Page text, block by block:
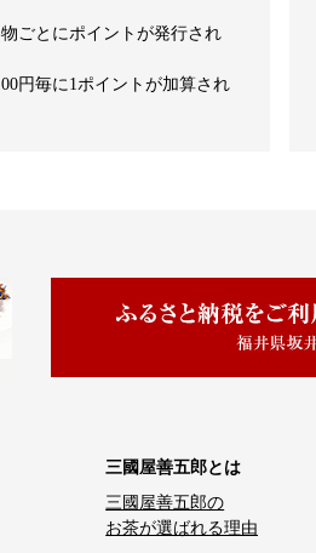
ごとにポイントが発行され
円毎に1ポイントが加算され
三國屋善五郎とは
三國屋善五郎の
お茶が選ばれる理由